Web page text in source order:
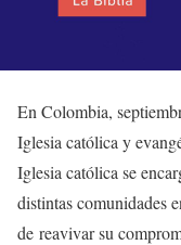
En Colombia,
Iglesia católica y
Iglesia católica se
distintas comunidades
de reavivar su